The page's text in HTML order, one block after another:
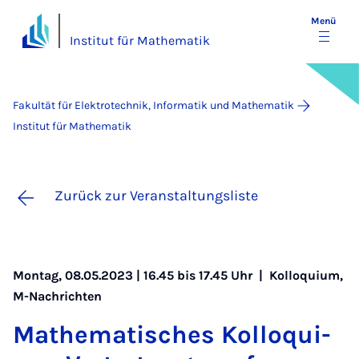
Institut für Mathematik
Menü
Fakultät für Elektrotechnik, Informatik und Mathematik
Institut für Mathematik
Zurück zur Veranstaltungsliste
Montag, 08.05.2023 | 16.45 bis 17.45 Uhr | Kolloquium,
M-Nachrichten
Ma­the­ma­ti­sches Kol­lo­qui­